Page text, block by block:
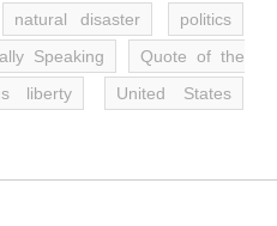
natural disaster
politics
Speaking
Quote of the
liberty
United States